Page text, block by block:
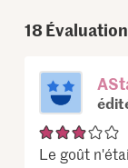
18
Le goût